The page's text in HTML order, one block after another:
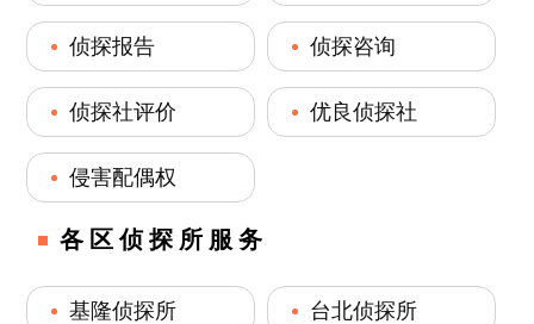
侦探报告 侦探咨询
侦探社评价 优良侦探社
侵害配偶权
各区侦探所服务
基隆侦探所 台北侦探所